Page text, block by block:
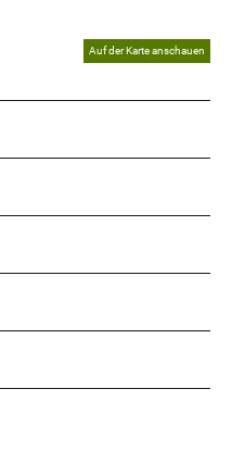
Auf der Karte anschauen